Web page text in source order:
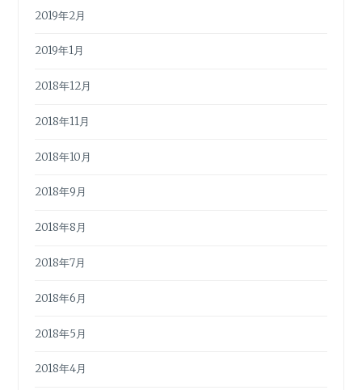
2019年2月
2019年1月
2018年12月
2018年11月
2018年10月
2018年9月
2018年8月
2018年7月
2018年6月
2018年5月
2018年4月